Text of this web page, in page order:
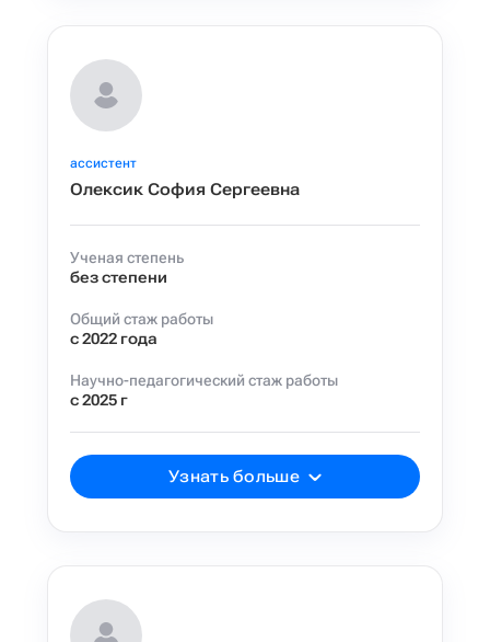
ассистент
Олексик София Сергеевна
Узнать больше
Ученая степень
без степени
Общий стаж работы
с 2022 года
Научно-педагогический стаж работы
с 2025 г